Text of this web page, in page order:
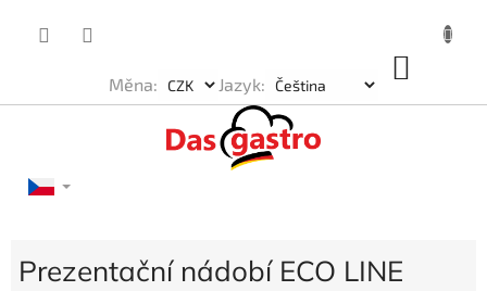
Měna: Jazyk:
Prezentační nádobí ECO LINE